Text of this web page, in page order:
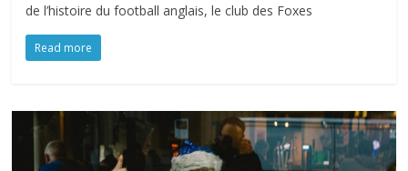
de l’histoire du football anglais, le club des Foxes
Read more